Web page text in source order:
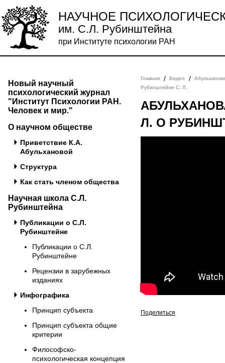
НАУЧНОЕ
им. С.Л. Рубинштейна
при Институте психологии РАН
Новый научный
психологический журнал
"Институт Психологии РАН.
Человек и мир."
О научном обществе
Приветствие К.А.
Абульхановой
Структура
Как стать членом общества
Научная школа С.Л.
Рубинштейна
Публикации о С.Л.
Рубинштейне
Публикации о С.Л.
Рубинштейне
Рецензии в зарубежных
изданиях
Инфографика
Принцип субъекта
Принцип субъекта общие
критерии
Философско-
психологическая концепция
Главная / Видео /
Рубинштейне С. Л.
Л. О
Поделиться